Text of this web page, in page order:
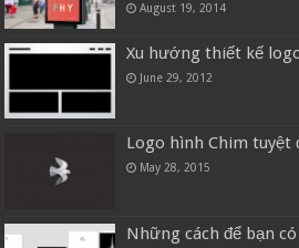
August 19, 2014
Xu hướng thiết kế
June 29, 2012
Logo hình Chim tuyệt
May 28, 2015
Những cách để bạn